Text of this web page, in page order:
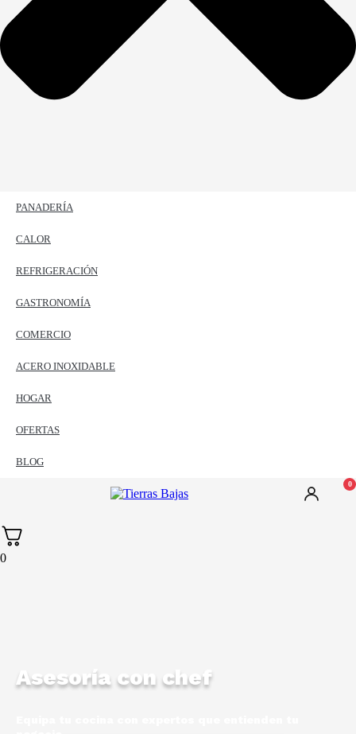
PANADERÍA
CALOR
REFRIGERACIÓN
GASTRONOMÍA
COMERCIO
ACERO INOXIDABLE
HOGAR
OFERTAS
BLOG
0
0
Asesoría con chef